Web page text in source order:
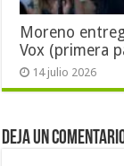
Moreno
Vox (primera
14 julio 2026
Deja un